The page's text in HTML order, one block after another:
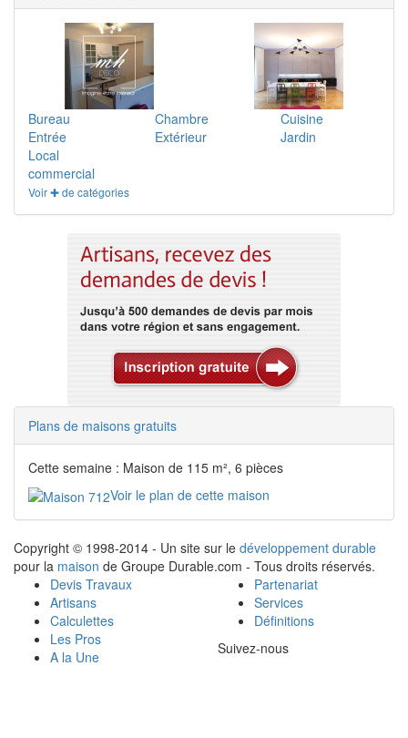
Bureau Chambre
Cuisine
Entrée
Extérieur
Jardin
Local
commercial
Voir ✚ de catégories
Plans de maisons gratuits
Cette semaine : Maison de 115 m², 6 pièces
Voir le plan de cette maison
Copyright © 1998-2014 - Un site sur le développement durable
pour la maison de Groupe Durable.com - Tous droits réservés.
Devis Travaux
Artisans
Calculettes
Les Pros
A la Une
Partenariat
Services
Définitions
Suivez-nous